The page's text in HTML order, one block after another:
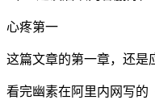
心疼第一
这篇文章的第一章，还是
看完幽素在阿里内网写的